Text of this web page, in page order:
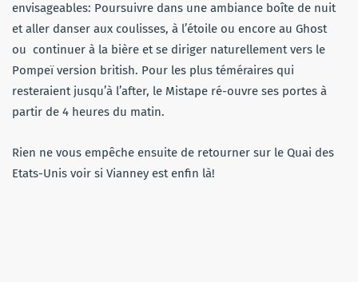
envisageables: Poursuivre dans une ambiance boîte de nuit
et aller danser aux coulisses, à l’étoile ou encore au Ghost
ou continuer à la bière et se diriger naturellement vers le
Pompeï version british. Pour les plus téméraires qui
resteraient jusqu’à l’after, le Mistape ré-ouvre ses portes à
partir de 4 heures du matin.
Rien ne vous empêche ensuite de retourner sur le Quai des
Etats-Unis voir si Vianney est enfin là!